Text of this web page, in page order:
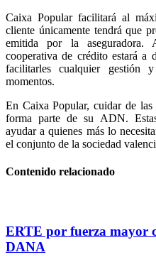
Caixa Popular facilitará al
cliente únicamente tendrá que
emitida por la
cooperativa de crédito estará a
facilitarles cualquier gestión
momentos.
En Caixa Popular, cuidar de
forma parte de su ADN.
ayudar a quienes más lo
el conjunto de la sociedad
Contenido relacionado
ERTE por fuerza mayor
DANA